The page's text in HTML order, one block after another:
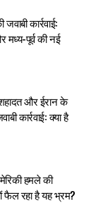
कार्रवाई:
पूर्व की नई
और ईरान के
कार्रवाई: क्या है
हमले की
फैल रहा है यह भ्रम?